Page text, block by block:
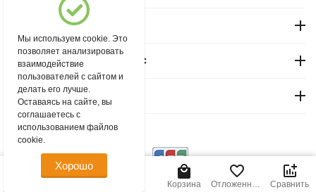
Магазин "Северный"
Покупательский сервис
Контакты
© 2004 - 2026 msever.ru.
Корзина
Отложенные
Сравнить
Мы используем cookie. Это
позволяет анализировать
взаимодействие
пользователей с сайтом и
делать его лучше.
Оставаясь на сайте, вы
соглашаетесь с
использованием файлов
cookie.
Хорошо